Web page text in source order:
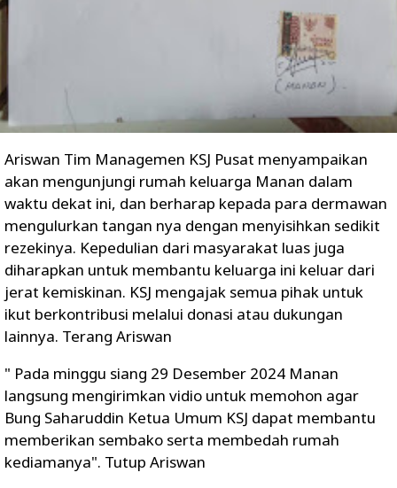
Ariswan Tim Managemen KSJ Pusat menyampaikan
akan mengunjungi rumah keluarga Manan dalam
waktu dekat ini, dan berharap kepada para dermawan
mengulurkan tangan nya dengan menyisihkan sedikit
rezekinya. Kepedulian dari masyarakat luas juga
diharapkan untuk membantu keluarga ini keluar dari
jerat kemiskinan. KSJ mengajak semua pihak untuk
ikut berkontribusi melalui donasi atau dukungan
lainnya. Terang Ariswan
" Pada minggu siang 29 Desember 2024 Manan
langsung mengirimkan vidio untuk memohon agar
Bung Saharuddin Ketua Umum KSJ dapat membantu
memberikan sembako serta membedah rumah
kediamanya". Tutup Ariswan